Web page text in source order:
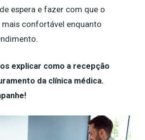
espera e fazer com que o
mais confortável enquanto
explicar como a recepção
da clínica médica.